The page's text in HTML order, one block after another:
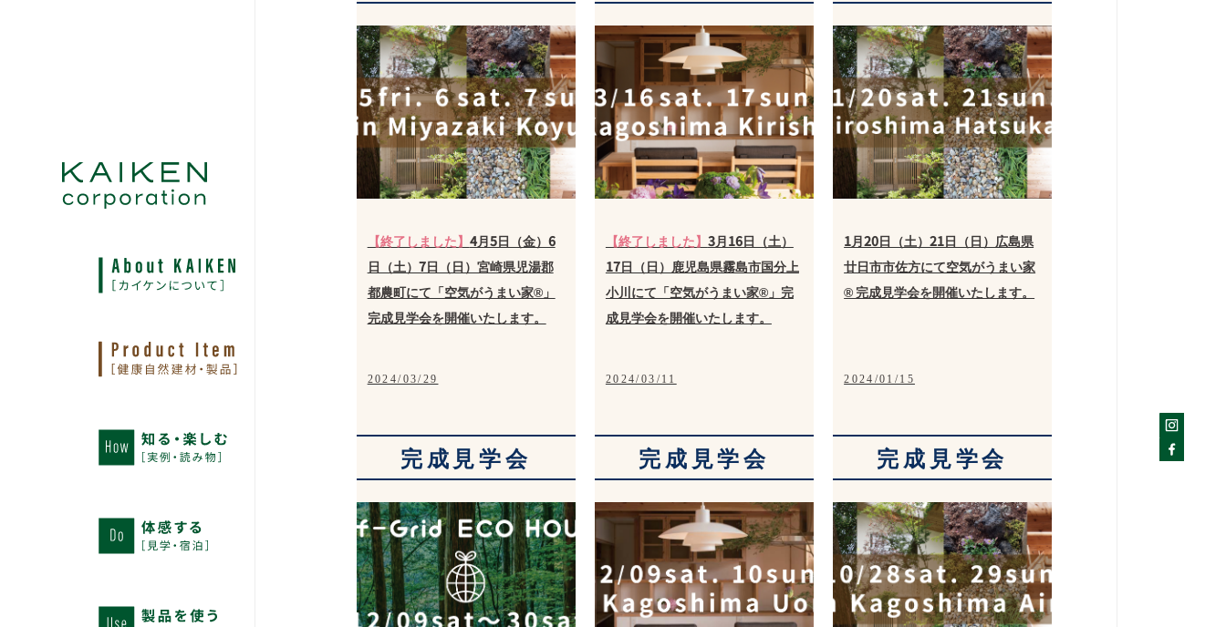
【終了しました】 4月5日（金）6
日（土）7日（日）宮崎県児湯郡
都農町にて「空気がうまい家®」
完成見学会を開催いたします。
2024/03/29
【終了しました】 3月16日（土）
17日（日）鹿児島県霧島市国分上
小川にて「空気がうまい家®」完
成見学会を開催いたします。
2024/03/11
1月20日（土）21日（日）広島県
廿日市市佐方にて空気がうまい家
® 完成見学会を開催いたします。
2024/01/15
完成見学会 完成見学会 完成見学会